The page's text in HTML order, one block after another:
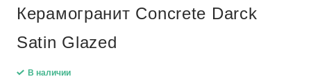
Керамогранит Concrete Darck
Satin Glazed
В наличии